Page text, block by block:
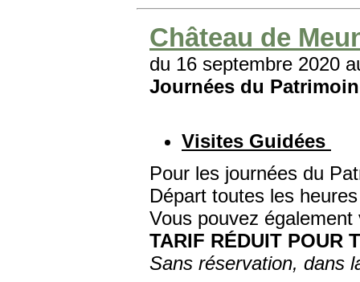
Château de
du 16 septembre 2020
Journées du
Visites Guidées
Pour les journées du
Départ toutes les
Vous pouvez
TARIF RÉDUIT POUR
Sans réservation, dans